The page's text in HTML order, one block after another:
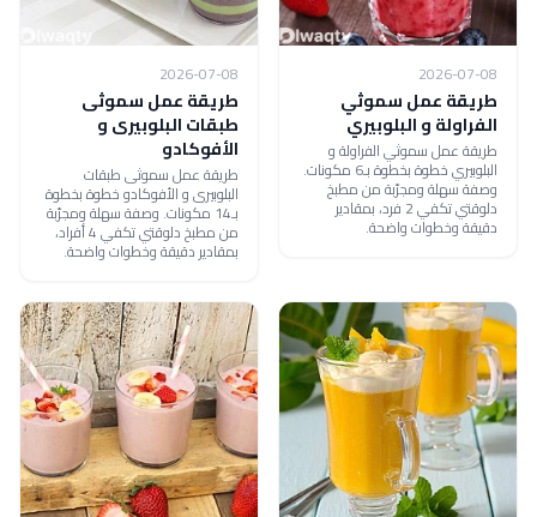
2026-07-08
طريقة عمل سموثي
الفراولة و البلوبيري
طريقة عمل سموثي الفراولة و
البلوبيري خطوة بخطوة بـ6 مكونات.
وصفة سهلة ومجرّبة من مطبخ
دلوقتي تكفي 2 فرد، بمقادير
دقيقة وخطوات واضحة.
2026-07-08
طريقة عمل سموثى
طبقات البلوبيرى و
الأفوكادو
طريقة عمل سموثى طبقات
البلوبيرى و الأفوكادو خطوة بخطوة
بـ14 مكونات. وصفة سهلة ومجرّبة
من مطبخ دلوقتي تكفي 4 أفراد،
بمقادير دقيقة وخطوات واضحة.